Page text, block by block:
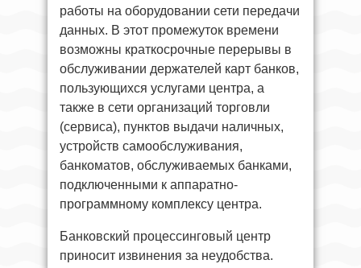
работы на оборудовании сети передачи
данных. В этот промежуток времени
возможны краткосрочные перерывы в
обслуживании держателей карт банков,
пользующихся услугами центра, а
также в сети организаций торговли
(сервиса), пунктов выдачи наличных,
устройств самообслуживания,
банкоматов, обслуживаемых банками,
подключенными к аппаратно-
программному комплексу центра.
Банковский процессинговый центр
приносит извинения за неудобства.